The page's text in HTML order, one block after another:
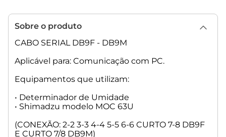
Sobre o produto
CABO SERIAL DB9F - DB9M
Aplicável para: Comunicação com PC.
Equipamentos que utilizam:
• Determinador de Umidade
• Shimadzu modelo MOC 63U
(CONEXÃO: 2-2 3-3 4-4 5-5 6-6 CURTO 7-8 DB9F
E CURTO 7/8 DB9M)